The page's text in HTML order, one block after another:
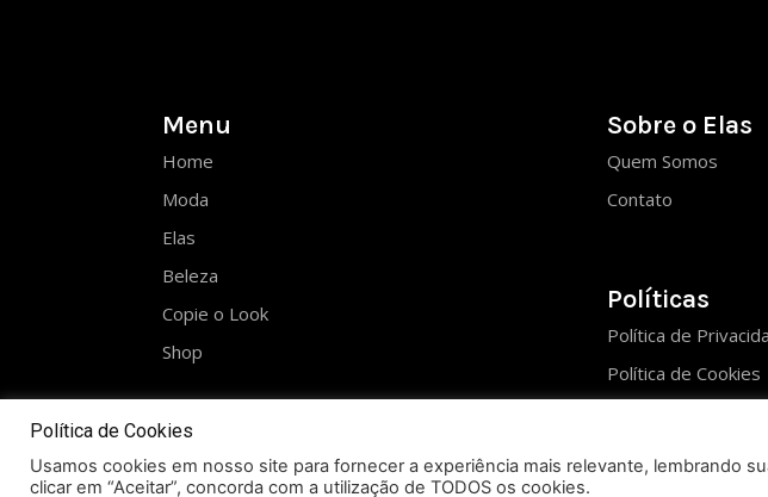
Menu
Home
Moda
Elas
Beleza
Copie o Look
Shop
Sobre o Elas
Quem Somos
Contato
Políticas
Política de
Política de Cookies
Política de Cookies
Usamos cookies em nosso site para fornecer a experiência mais relevante, lembrando
clicar em “Aceitar”, concorda com a utilização de TODOS os cookies.